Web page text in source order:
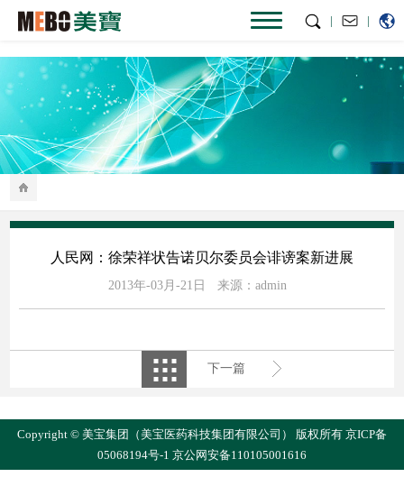
|
|
人民网：徐荣祥状告诺贝尔委员会诽谤案新进展
2013年-03月-21日 来源：admin
下一篇
Copyright © 美宝集团（美宝医药科技集团有限公司） 版权所有 京ICP备
05068194号-1 京公网安备110105001616